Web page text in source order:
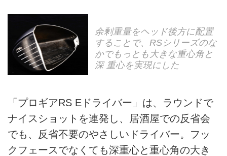
余剰重量をヘッド後方に配置
することで、RSシリーズのな
かでもっとも大きな重心角と
深 重心を実現にした
「プロギアRS Eドライバー」は、ラウンドで
ナイスショットを連発し、居酒屋での反省会
でも、反省不要のやさしいドライバー。フッ
クフェースでなくても深重心と重心角の大き